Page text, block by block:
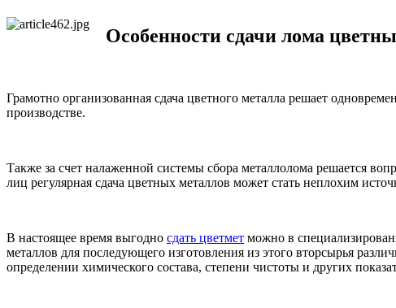
Особенности сдачи лома
Грамотно организованная сдача цветного металла решает
производстве.
Также за счет налаженной системы сбора металлолома решается
лиц регулярная сдача цветных металлов может стать неплохим
В настоящее время выгодно сдать цветмет можно в
металлов для последующего изготовления из этого вторсырья
определении химического состава, степени чистоты и других